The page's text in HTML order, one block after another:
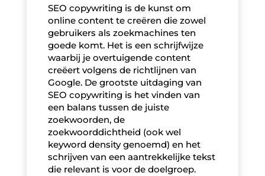
SEO copywriting is de kunst om
online content te creëren die zowel
gebruikers als zoekmachines ten
goede komt. Het is een schrijfwijze
waarbij je overtuigende content
creëert volgens de richtlijnen van
Google. De grootste uitdaging van
SEO copywriting is het vinden van
een balans tussen de juiste
zoekwoorden, de
zoekwoorddichtheid (ook wel
keyword density genoemd) en het
schrijven van een aantrekkelijke tekst
die relevant is voor de doelgroep.